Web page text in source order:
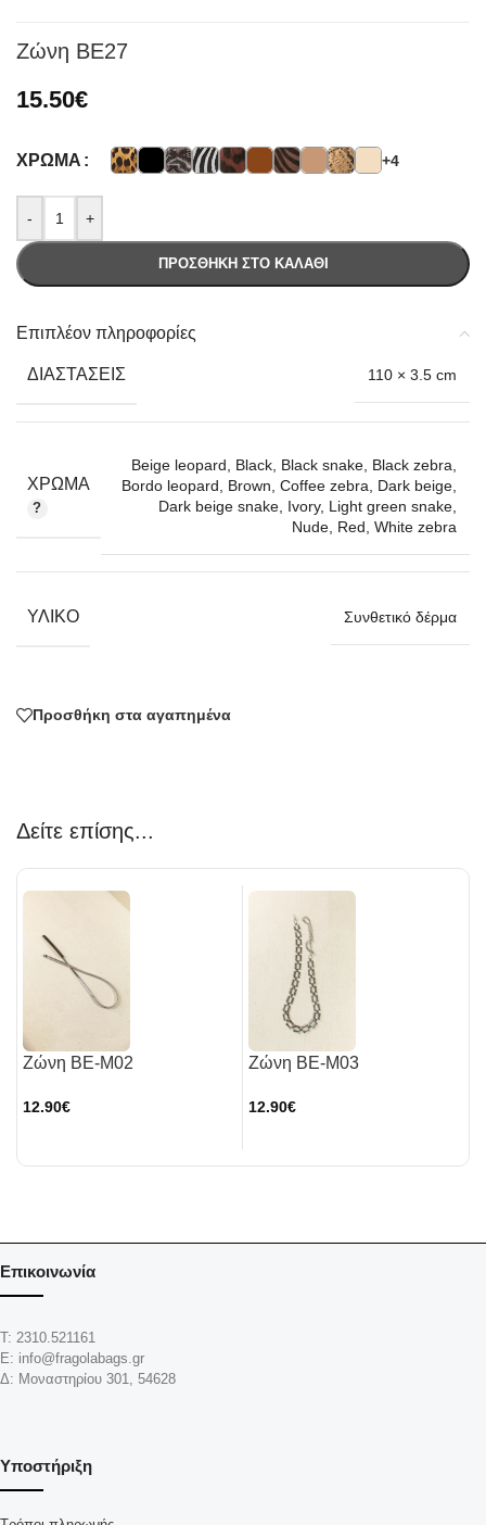
Ζώνη BE27
15.50€
ΧΡΏΜΑ +4
- +
ΠΡΟΣΘΉΚΗ ΣΤΟ ΚΑΛΆΘΙ
Επιπλέον πληροφορίες
ΔΙΑΣΤΆΣΕΙΣ 110 × 3.5 cm
ΧΡΏΜΑ
Beige leopard Black Black snake Black zebra
Bordo leopard
Brown Coffee zebra Dark beige
Dark beige snake Ivory, Light green snake
Nude Red White zebra
ΥΛΙΚΌ Συνθετικό δέρμα
Προσθήκη στα αγαπημένα
Δείτε επίσης...
Ζώνη BE-M02
12.90€
Ζώνη BE-M03
12.90€
Υποστήριξη
Επικοινωνία
Τ: 2310.521161
Ε: info@fragolabags.gr
Δ: Μοναστηρίου 301, 54628